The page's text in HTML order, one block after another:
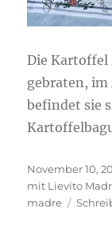
Die Kartoffel
gebraten, im
befindet sie
Veröffentlicht
am
November 10,
mit Lievito
madre